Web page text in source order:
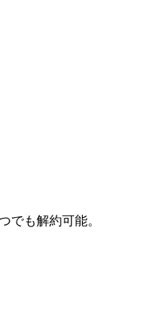
でも解約可能。